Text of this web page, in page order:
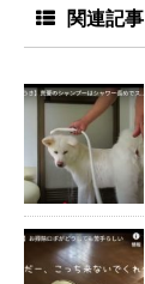
関連記事